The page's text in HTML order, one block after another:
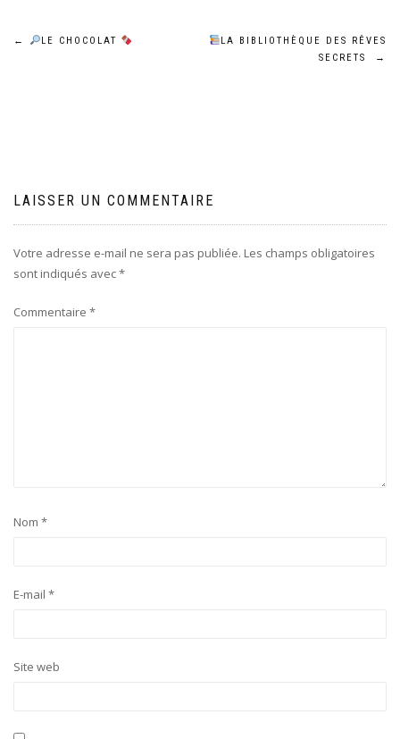
Navigation
← LE CHOCOLAT
LA BIBLIOTHÈQUE DES RÊVES
SECRETS
→
LAISSER UN COMMENTAIRE
Votre adresse e-mail ne sera pas publiée. Les champs obligatoires
sont indiqués avec*
Commentaire *
Nom *
E-mail *
Site web